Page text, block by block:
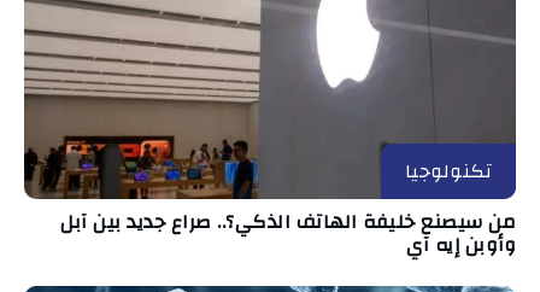
تكنولوجيا
من سيصنع خليفة الهاتف الذكي؟.. صراع جديد بين آبل
وأوبن إيه آي